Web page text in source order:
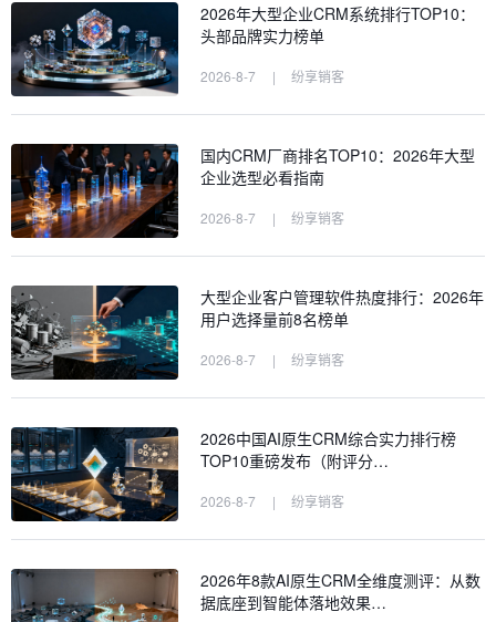
2026年大型企业CRM系统排行TOP10：
头部品牌实力榜单
2026-8-7 | 纷享销客
国内CRM厂商排名TOP10：2026年大型
企业选型必看指南
2026-8-7 | 纷享销客
大型企业客户管理软件热度排行：2026年
用户选择量前8名榜单
2026-8-7 | 纷享销客
2026中国AI原生CRM综合实力排行榜
TOP10重磅发布（附评分…
2026-8-7 | 纷享销客
2026年8款AI原生CRM全维度测评：从数
据底座到智能体落地效果…